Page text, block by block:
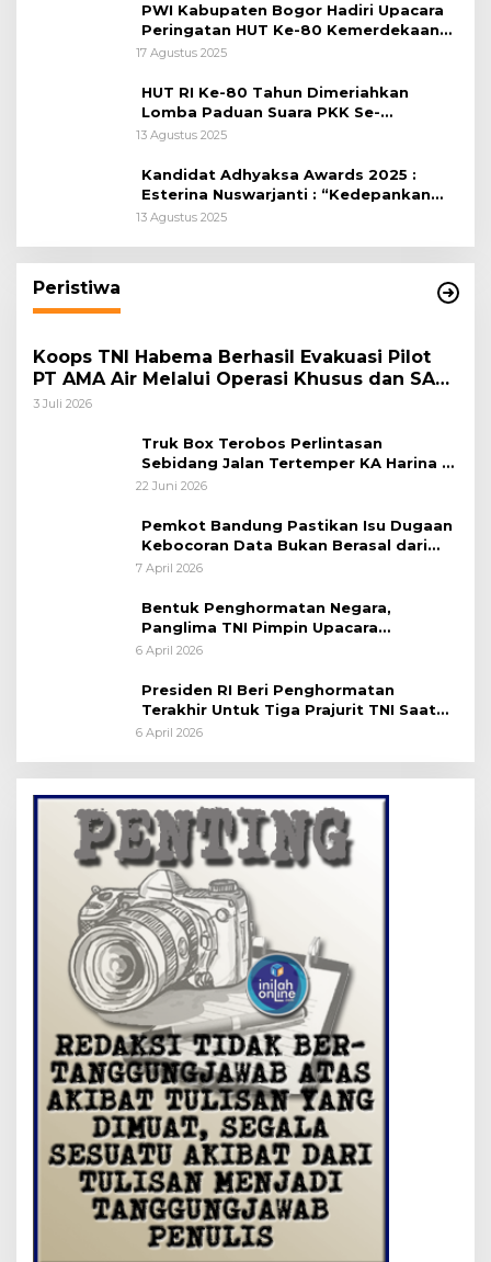
PWI Kabupaten Bogor Hadiri Upacara
Peringatan HUT Ke-80 Kemerdekaan
RI, di Lapangan Tegar Beriman
17 Agustus 2025
HUT RI Ke-80 Tahun Dimeriahkan
Lomba Paduan Suara PKK Se-
Kabupaten Bogor
13 Agustus 2025
Kandidat Adhyaksa Awards 2025 :
Esterina Nuswarjanti : “Kedepankan
Keadilan Restoratif Wujudkan
13 Agustus 2025
Peristiwa
Koops TNI Habema Berhasil Evakuasi Pilot
PT AMA Air Melalui Operasi Khusus dan SAR
Taktis
3 Juli 2026
Truk Box Terobos Perlintasan
Sebidang Jalan Tertemper KA Harina di
Jalan Stasiun Poncol-Jrakah Semarang
22 Juni 2026
Pemkot Bandung Pastikan Isu Dugaan
Kebocoran Data Bukan Berasal dari
Server Disdukcapil
7 April 2026
Bentuk Penghormatan Negara,
Panglima TNI Pimpin Upacara
Pemakaman Militer
6 April 2026
Presiden RI Beri Penghormatan
Terakhir Untuk Tiga Prajurit TNI Saat
Persemayaman di Bandara Soekarno-
6 April 2026